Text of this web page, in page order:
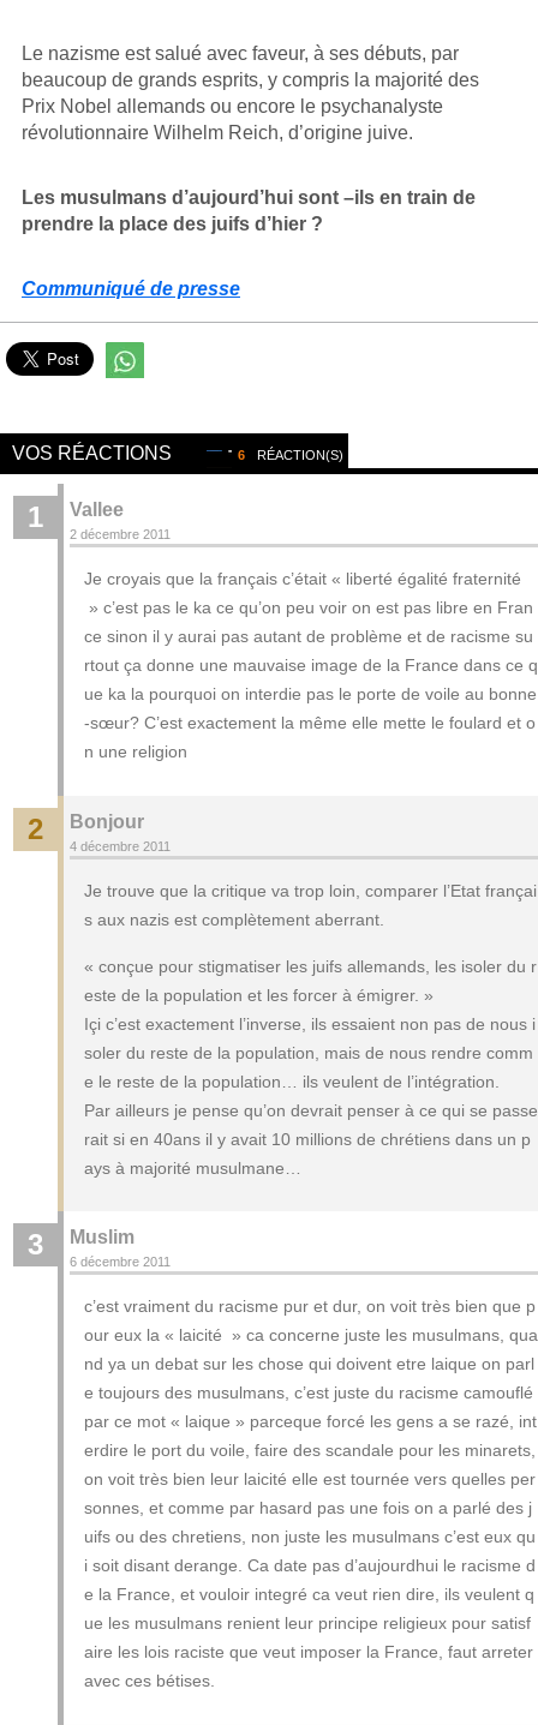
Le nazisme est salué avec faveur, à ses débuts, par
beaucoup de grands esprits, y compris la majorité des
Prix Nobel allemands ou encore le psychanalyste
révolutionnaire Wilhelm Reich, d’origine juive.
Les musulmans d’aujourd’hui sont –ils en train de
prendre la place des juifs d’hier ?
Communiqué de presse
VOS RÉACTIONS 6 RÉACTION(S)
1 Vallee
2 décembre 2011
Je croyais que la français c’était « liberté égalité fraternité
» c’est pas le ka ce qu’on peu voir on est pas libre en Fran
ce sinon il y aurai pas autant de problème et de racisme su
rtout ça donne une mauvaise image de la France dans ce q
ue ka la pourquoi on interdie pas le porte de voile au bonne
-sœur? C’est exactement la même elle mette le foulard et o
n une religion
2 Bonjour
4 décembre 2011
Je trouve que la critique va trop loin, comparer l’Etat françai
s aux nazis est complètement aberrant.
« conçue pour stigmatiser les juifs allemands, les isoler du r
este de la population et les forcer à émigrer. »
Içi c’est exactement l’inverse, ils essaient non pas de nous i
soler du reste de la population, mais de nous rendre comm
e le reste de la population… ils veulent de l’intégration.
Par ailleurs je pense qu’on devrait penser à ce qui se passe
rait si en 40ans il y avait 10 millions de chrétiens dans un p
ays à majorité musulmane…
3 Muslim
6 décembre 2011
c’est vraiment du racisme pur et dur, on voit très bien que p
our eux la « laicité » ca concerne juste les musulmans, qua
nd ya un debat sur les chose qui doivent etre laique on parl
e toujours des musulmans, c’est juste du racisme camouflé
par ce mot « laique » parceque forcé les gens a se razé, int
erdire le port du voile, faire des scandale pour les minarets,
on voit très bien leur laicité elle est tournée vers quelles per
sonnes, et comme par hasard pas une fois on a parlé des j
uifs ou des chretiens, non juste les musulmans c’est eux qu
i soit disant derange. Ca date pas d’aujourdhui le racisme d
e la France, et vouloir integré ca veut rien dire, ils veulent q
ue les musulmans renient leur principe religieux pour satisf
aire les lois raciste que veut imposer la France, faut arreter
avec ces bétises.